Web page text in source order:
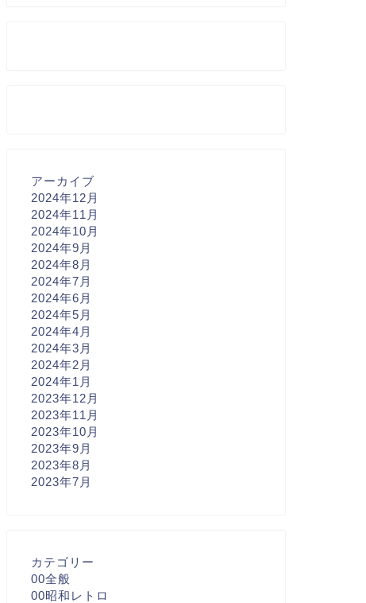
アーカイブ
2024年12月
2024年11月
2024年10月
2024年9月
2024年8月
2024年7月
2024年6月
2024年5月
2024年4月
2024年3月
2024年2月
2024年1月
2023年12月
2023年11月
2023年10月
2023年9月
2023年8月
2023年7月
カテゴリー
00全般
00昭和レトロ